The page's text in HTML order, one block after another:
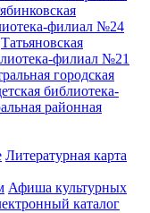
филиал №24
Татьяновская
филиал №21
городская
библиотека-
районная
Литературная карта
Афиша культурных
каталог